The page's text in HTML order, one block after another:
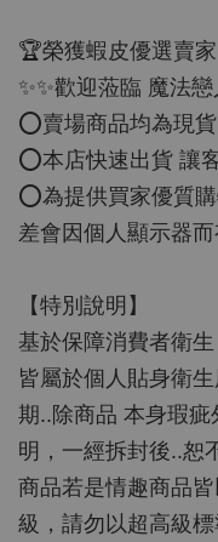
🏆榮獲蝦皮優選賣
✨✨歡迎蒞臨 魔法戀
⭕️賣場商品均為現
⭕️本店快速出貨 讓
⭕️為提供買家優質
差會因個人顯示器
【特別說明】
基於保障消費者衛
皆屬於個人貼身衛
期..除商品 本身瑕
明，一經拆封後..恕
商品若是情趣商品
級，請勿以超高級